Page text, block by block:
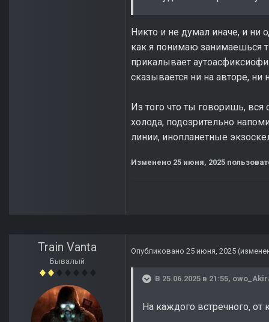
Никто и не думал иначе, и ни
как я понимаю занимаешься
прикалывает
сказывается ни на авторе, ни
Из того что ты говоришь,
холода, подозрительно
линии, инопланетные
Изменено 25 июня, 2025
Train Vanta
Бывалый
Опубликовано 25 июня, 2025
В 25.06.2025 в 21:55,
На каждого встречного, от